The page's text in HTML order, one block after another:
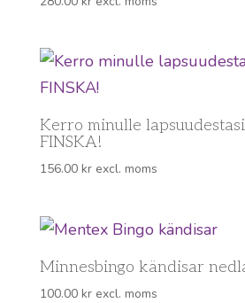
Kerro minulle
FINSKA!
156.00 krexcl. moms
Minnesbingo kändisar
100.00 krexcl. moms